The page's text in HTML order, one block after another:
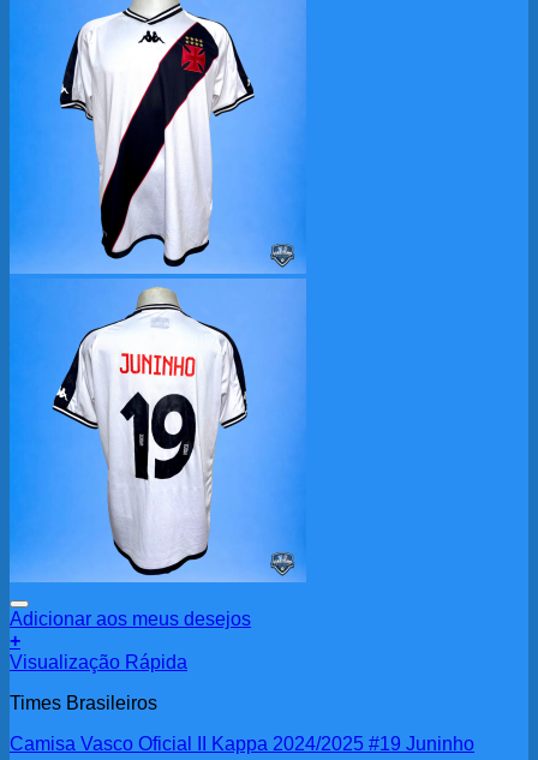
Adicionar aos meus desejos
+
Visualização Rápida
Times Brasileiros
Camisa Vasco Oficial II Kappa 2024/2025 #19 Juninho